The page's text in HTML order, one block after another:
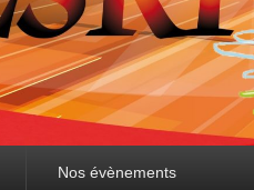
Nos évènements